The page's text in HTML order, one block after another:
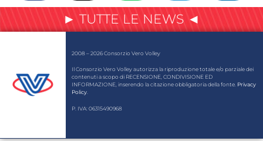
► TUTTE LE NEWS ◄
2008 – 2026 Consorzio Vero Volley
Il Consorzio Vero Volley autorizza la riproduzione totale e/o parziale dei
contenuti a scopo di RECENSIONE, CONDIVISIONE ED
INFORMAZIONE, inserendo la citazione obbligatoria della fonte. Privacy
Policy.
P. IVA: 06315490968